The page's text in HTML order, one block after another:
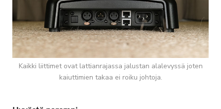
Kaikki liittimet ovat lattianrajassa jalustan alalevyssä joten
kaiuttimien takaa ei roiku johtoja.